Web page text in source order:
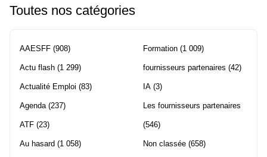
Toutes nos catégories
AAESFF (908)
Actu flash (1 299)
Actualité Emploi (83)
Agenda (237)
ATF (23)
Au hasard (1 058)
Formation (1 009)
fournisseurs partenaires (42)
IA (3)
Les fournisseurs partenaires
(546)
Non classée (658)